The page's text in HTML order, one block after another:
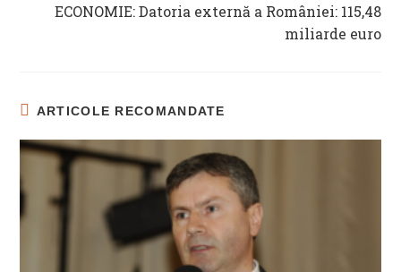
ECONOMIE: Datoria externă a României: 115,48
miliarde euro
ARTICOLE RECOMANDATE